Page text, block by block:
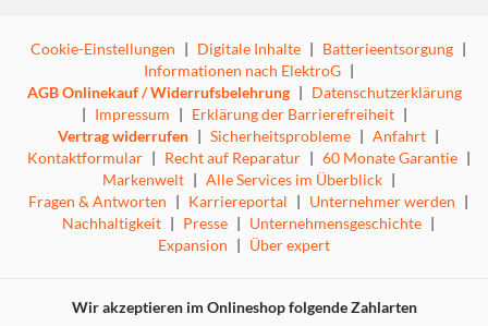
Cookie-Einstellungen | Digitale Inhalte | Batterieentsorgung |
Informationen nach ElektroG |
AGB Onlinekauf / Widerrufsbelehrung | Datenschutzerklärung
| Impressum | Erklärung der Barrierefreiheit |
Vertrag widerrufen | Sicherheitsprobleme | Anfahrt |
Kontaktformular | Recht auf Reparatur | 60 Monate Garantie |
Markenwelt | Alle Services im Überblick |
Fragen & Antworten | Karriereportal | Unternehmer werden |
Nachhaltigkeit | Presse | Unternehmensgeschichte |
Expansion | Über expert
Wir akzeptieren im Onlineshop folgende Zahlarten